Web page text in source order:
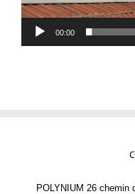
00:00
POLYNIUM 26 chemin